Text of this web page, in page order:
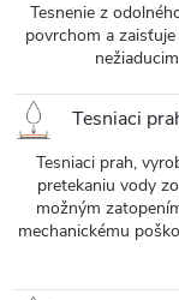
Tesnenie z
povrchom a
Tesniaci
Tesniaci prah,
pretekaniu vody
možným
mechanickému